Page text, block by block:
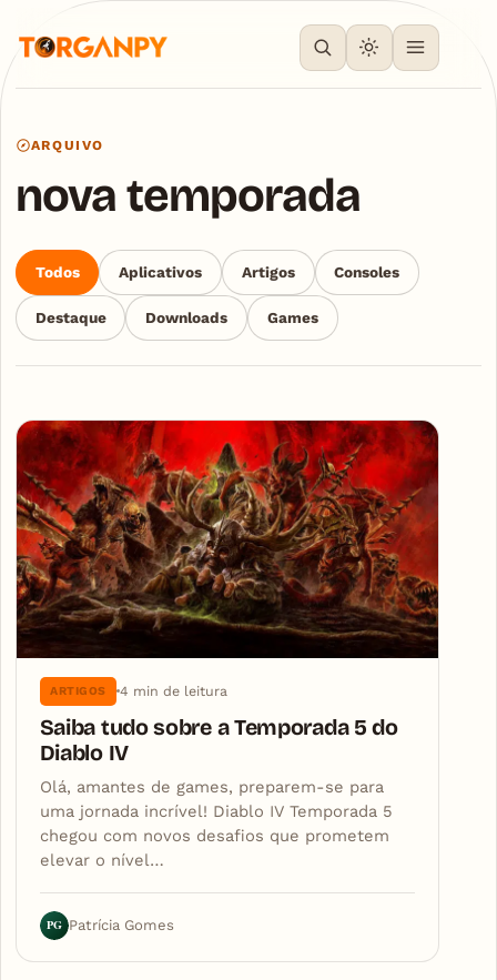
ARQUIVO
nova temporada
Todos Aplicativos Artigos Consoles
Destaque Downloads Games
Articles
ARTIGOS 4 min de leitura
Saiba tudo sobre a Temporada 5 do
Diablo IV
Olá, amantes de games, preparem-se para
uma jornada incrível! Diablo IV Temporada 5
chegou com novos desafios que prometem
elevar o nível…
PG Patrícia Gomes